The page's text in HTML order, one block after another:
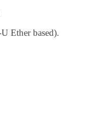
Ether based).